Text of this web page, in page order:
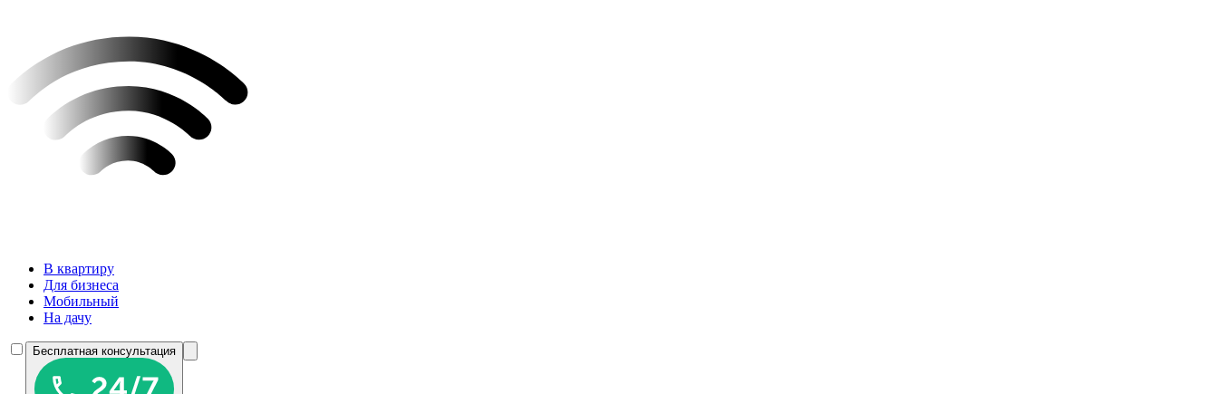
В квартиру
Для бизнеса
Мобильный
На дачу
Бесплатная консультация